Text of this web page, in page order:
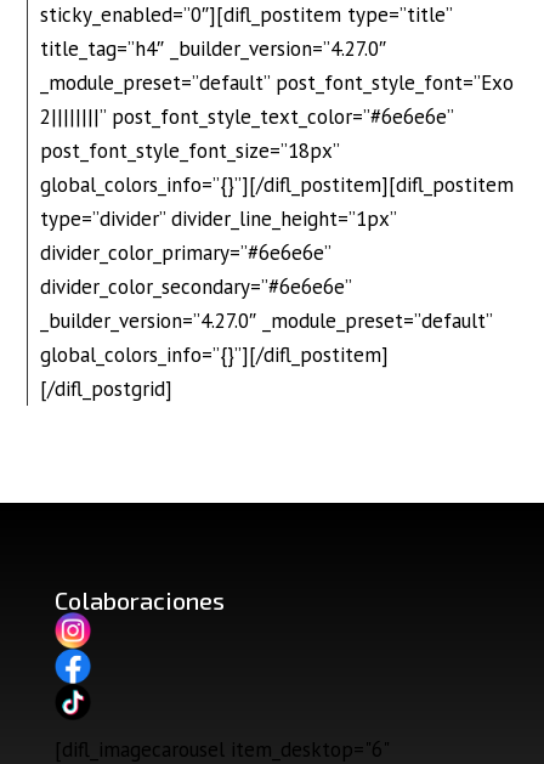
sticky_enabled=”0″][difl_postitem type=”title”
title_tag=”h4″ _builder_version=”4.27.0″
_module_preset=”default” post_font_style_font=”Exo
2||||||||” post_font_style_text_color=”#6e6e6e”
post_font_style_font_size=”18px”
global_colors_info=”{}”][/difl_postitem][difl_postitem
type=”divider” divider_line_height=”1px”
divider_color_primary=”#6e6e6e”
divider_color_secondary=”#6e6e6e”
_builder_version=”4.27.0″ _module_preset=”default”
global_colors_info=”{}”][/difl_postitem]
[/difl_postgrid]
Colaboraciones
[difl_imagecarousel item_desktop="6"